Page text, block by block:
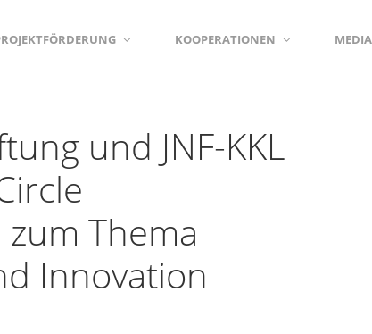
KOOPERATIONEN MEDIA
und JNF-KKL
Thema
Innovation